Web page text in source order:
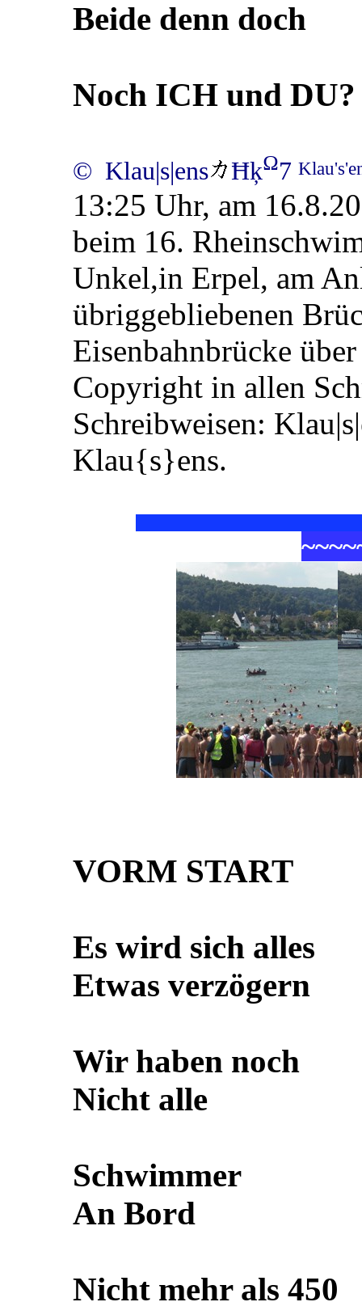
Beide denn doch
Noch ICH und DU?
© Klau|s|ens ĦķΩ7
13:25 Uhr, am
beim 16.
Unkel,in Erpel, am
übriggebliebenen
Eisenbahnbrücke
Copyright in allen
Schreibweisen:
Klau{s}ens.
~~~~
VORM START
Es wird sich alles
Etwas verzögern
Wir haben noch
Nicht alle
Schwimmer
An Bord
Nicht mehr als 450